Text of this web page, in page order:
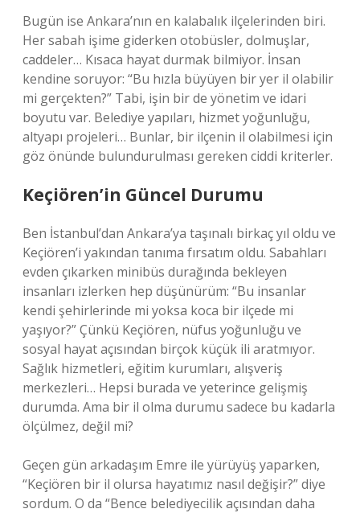
Bugün ise Ankara’nın en kalabalık ilçelerinden biri.
Her sabah işime giderken otobüsler, dolmuşlar,
caddeler… Kısaca hayat durmak bilmiyor. İnsan
kendine soruyor: “Bu hızla büyüyen bir yer il olabilir
mi gerçekten?” Tabi, işin bir de yönetim ve idari
boyutu var. Belediye yapıları, hizmet yoğunluğu,
altyapı projeleri… Bunlar, bir ilçenin il olabilmesi için
göz önünde bulundurulması gereken ciddi kriterler.
Keçiören’in Güncel Durumu
Ben İstanbul’dan Ankara’ya taşınalı birkaç yıl oldu ve
Keçiören’i yakından tanıma fırsatım oldu. Sabahları
evden çıkarken minibüs durağında bekleyen
insanları izlerken hep düşünürüm: “Bu insanlar
kendi şehirlerinde mi yoksa koca bir ilçede mi
yaşıyor?” Çünkü Keçiören, nüfus yoğunluğu ve
sosyal hayat açısından birçok küçük ili aratmıyor.
Sağlık hizmetleri, eğitim kurumları, alışveriş
merkezleri… Hepsi burada ve yeterince gelişmiş
durumda. Ama bir il olma durumu sadece bu kadarla
ölçülmez, değil mi?
Geçen gün arkadaşım Emre ile yürüyüş yaparken,
“Keçiören bir il olursa hayatımız nasıl değişir?” diye
sordum. O da “Bence belediyecilik açısından daha